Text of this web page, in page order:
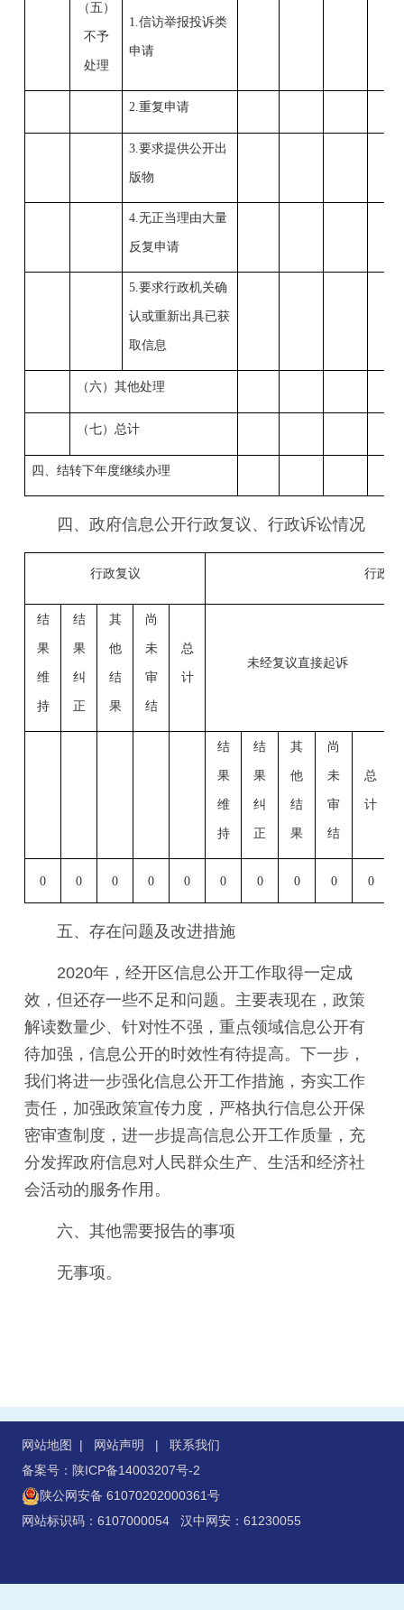
（五）
不予
处理
1.信访举报投诉类
申请
2.重复申请
3.要求提供公开出
版物
4.无正当理由大量
反复申请
5.要求行政机关确
认或重新出具已获
取信息
（六）其他处理
（七）总计
四、结转下年度继续办理
四、政府信息公开行政复议、行政诉讼情况
行政复议 行政
结
果
维
持
结
果
纠
正
其
他
结
果
尚
未
审
结
总
计
未经复议直接起诉
结
果
维
持
结
果
纠
正
其
他
结
果
尚
未
审
结
总
计
0 0 0 0 0 0 0 0 0 0
五、存在问题及改进措施
2020年，经开区信息公开工作取得一定成
效，但还存一些不足和问题。主要表现在，政策
解读数量少、针对性不强，重点领域信息公开有
待加强，信息公开的时效性有待提高。下一步，
我们将进一步强化信息公开工作措施，夯实工作
责任，加强政策宣传力度，严格执行信息公开保
密审查制度，进一步提高信息公开工作质量，充
分发挥政府信息对人民群众生产、生活和经济社
会活动的服务作用。
六、其他需要报告的事项
无事项。
网站地图 | 网站声明 | 联系我们
备案号：陕ICP备14003207号-2
陕公网安备 61070202000361号
网站标识码：6107000054 汉中网安：61230055